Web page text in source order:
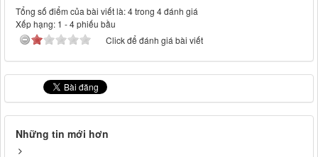
Tổng số điểm của bài viết là: 4 trong 4 đánh giá
Xếp hạng: 1 -4phiếu bầu
Click để đánh giá bài viết
Những tin mới hơn